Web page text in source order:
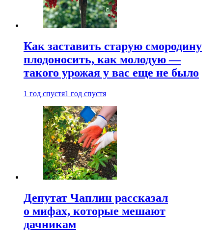
Как заставить старую смородину
плодоносить, как молодую —
такого урожая у вас еще не было
1 год спустя1 год спустя
Депутат Чаплин рассказал
о мифах, которые мешают
дачникам